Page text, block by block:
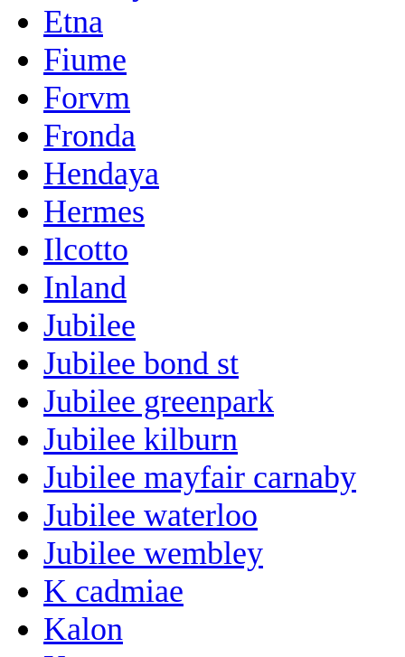
Etna
Fiume
Forvm
Fronda
Hendaya
Hermes
Ilcotto
Inland
Jubilee
Jubilee bond st
Jubilee greenpark
Jubilee kilburn
Jubilee mayfair carnaby
Jubilee waterloo
Jubilee wembley
K cadmiae
Kalon